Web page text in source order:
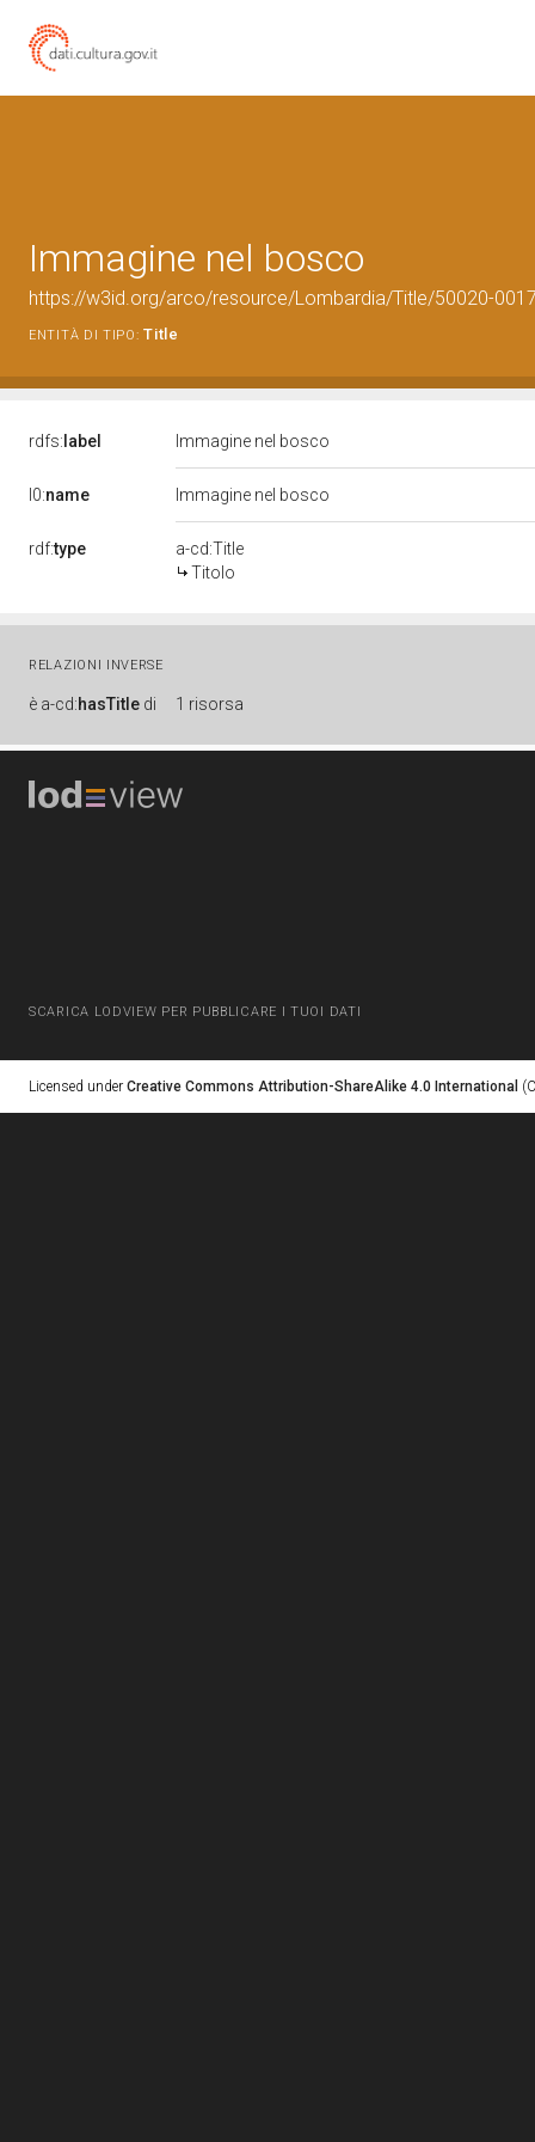
Immagine nel bosco
https://w3id.org/arco/resource/Lombardia/Title/50020-
ENTITÀ DI TIPO: Title
rdfs: label Immagine nel bosco
l0:name Immagine nel bosco
rdf:type
a-cd:Title
Titolo
RELAZIONI INVERSE
è a-cd:hasTitle di 1 risorsa
SCARICA LODVIEW PER PUBBLICARE I TUOI DATI
Licensed under Creative Commons Attribution-ShareAlike 4.0 International